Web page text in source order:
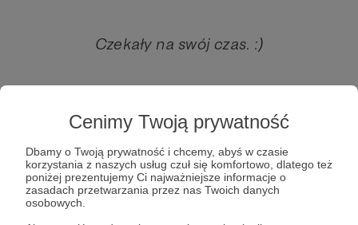
Cenimy Twoją prywatność
Dbamy o Twoją prywatność i chcemy, abyś w czasie
korzystania z naszych usług czuł się komfortowo, dlatego też
poniżej prezentujemy Ci najważniejsze informacje o
zasadach przetwarzania przez nas Twoich danych
osobowych.
Czekały na swój czas. :)
I właśnie w tym duecie, w tym zamrożonym
czasie, postanowiliśmy się nimi ze Światem
podzielić :)
"Wiosenki" to projekt muzyczny, pełen
groszkowo zielonych słów i dźwięków, który -